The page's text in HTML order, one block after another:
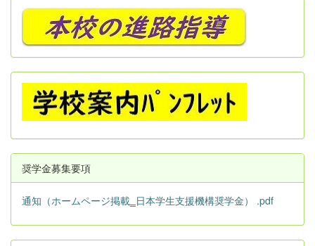
奨学金募集要項
通知（ホームページ掲載‗日本学生支援機構奨学金） .pdf